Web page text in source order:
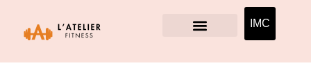
IMC